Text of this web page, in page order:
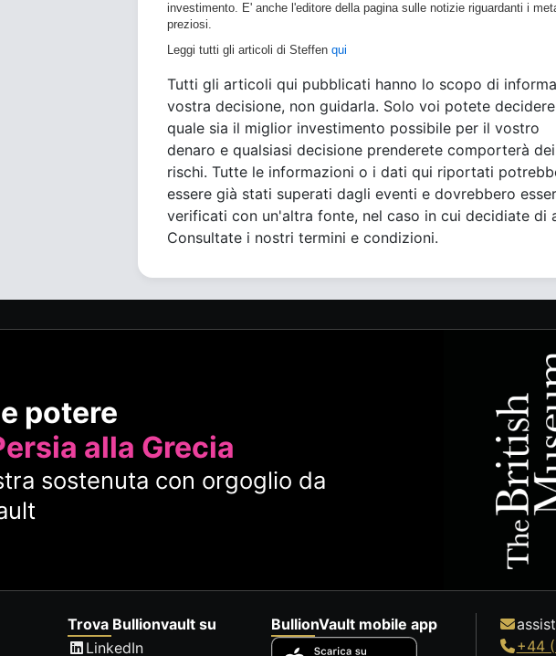
investimento. E' anche l'editore della pagina sulle notizie riguardanti i
preziosi.
Leggi tutti gli articoli di Steffen qui
Tutti gli articoli qui pubblicati hanno lo scopo di
vostra decisione, non guidarla. Solo voi potete decidere
quale sia il miglior investimento possibile per il vostro
denaro e qualsiasi decisione prenderete comporterà dei
rischi. Tutte le informazioni o i dati qui riportati
essere già stati superati dagli eventi e dovrebbero
verificati con un'altra fonte, nel caso in cui decidiate di
Consultate i nostri termini e condizioni.
potere
alla Grecia
sostenuta con orgoglio da
Trova Bullionvault su
LinkedIn
BullionVault mobile app
+44